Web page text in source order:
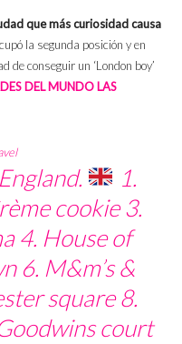
que más curiosidad causa
la segunda posición y en
conseguir un ‘London boy’
DEL MUNDO LAS
1.
cookie 3.
4. House of
6. M&m’s &
square 8.
court